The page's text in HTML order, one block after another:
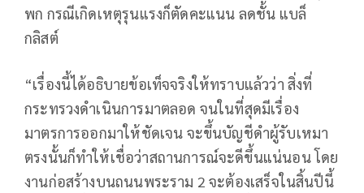
พก กรณีเกิดเหตุรุนแรงก็ตัดคะแนน ลดชั้น แบล็
กลิสต์
“เรื่องนี้ได้อธิบายข้อเท็จจริงให้ทราบแล้วว่า สิ่งที่
กระทรวงดำเนินการมาตลอด จนในที่สุดมีเรื่อง
มาตรการออกมาให้ชัดเจน จะขึ้นบัญชีดำผู้รับเหมา
ตรงนั้นก็ทำให้เชื่อว่าสถานการณ์จะดีขึ้นแน่นอน โดย
งานก่อสร้างบนถนนพระราม 2 จะต้องเสร็จในสิ้นปีนี้